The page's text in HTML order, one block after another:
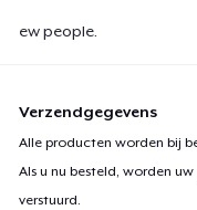
ew people.
Verzendgegevens
Alle producten worden bij
Als u nu besteld, worden
verstuurd.